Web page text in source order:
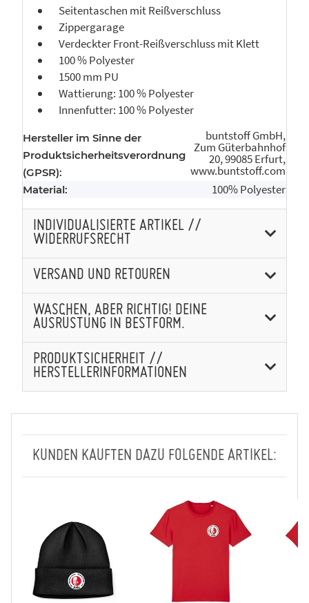
Seitentaschen mit Reißverschluss
Zippergarage
Verdeckter Front-Reißverschluss mit Klett
100 % Polyester
1500 mm PU
Wattierung: 100 % Polyester
Innenfutter: 100 % Polyester
Hersteller im Sinne der
Produktsicherheitsverordnung
(GPSR):
buntstoff GmbH,
Zum Güterbahnhof
20, 99085 Erfurt,
www.buntstoff.com
Material: 100% Polyester
INDIVIDUALISIERTE ARTIKEL //
WIDERRUFSRECHT
VERSAND UND RETOUREN
WASCHEN, ABER RICHTIG! DEINE
AUSRÜSTUNG IN BESTFORM.
PRODUKTSICHERHEIT //
HERSTELLERINFORMATIONEN
KUNDEN KAUFTEN DAZU FOLGENDE ARTIKEL: